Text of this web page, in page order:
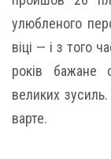
улюбленого
віці — і з того
років бажане
великих
варте.